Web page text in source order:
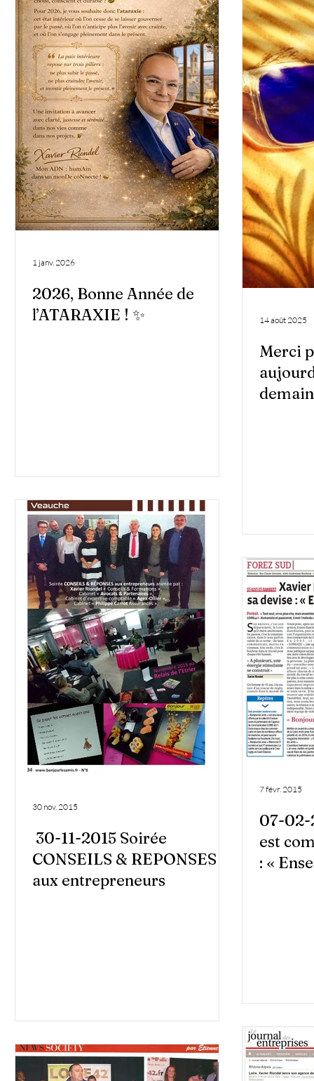
2026, Bonne Année de
l’ATARAXIE ! ✨
1 janv. 2026
Merci
14 août 2025
30-11-2015 Soirée
CONSEILS & REPONSES
aux entrepreneurs
30 nov. 2015
07-02-
est
: «
7 févr. 2015